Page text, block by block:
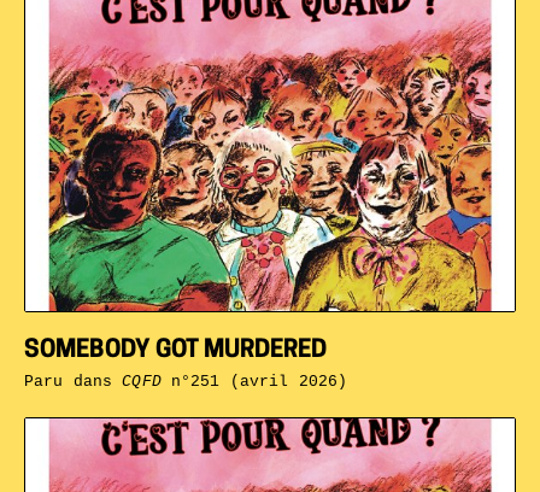
SOMEBODY GOT MURDERED
Paru dansCQFDn°251 (avril 2026)